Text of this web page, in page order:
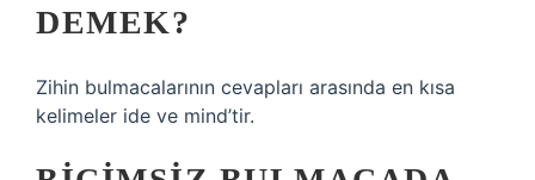
DEMEK?
Zihin bulmacalarının cevapları arasında en kısa
kelimeler ide ve mind’tir.